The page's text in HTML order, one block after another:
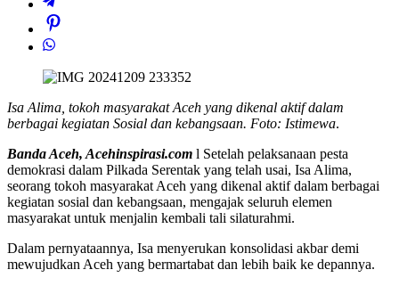
Isa Alima, tokoh masyarakat Aceh yang dikenal aktif dalam
berbagai kegiatan Sosial dan kebangsaan. Foto: Istimewa.
Banda Aceh, Acehinspirasi.com l Setelah pelaksanaan pesta
demokrasi dalam Pilkada Serentak yang telah usai, Isa Alima,
seorang tokoh masyarakat Aceh yang dikenal aktif dalam berbagai
kegiatan sosial dan kebangsaan, mengajak seluruh elemen
masyarakat untuk menjalin kembali tali silaturahmi.
Dalam pernyataannya, Isa menyerukan konsolidasi akbar demi
mewujudkan Aceh yang bermartabat dan lebih baik ke depannya.